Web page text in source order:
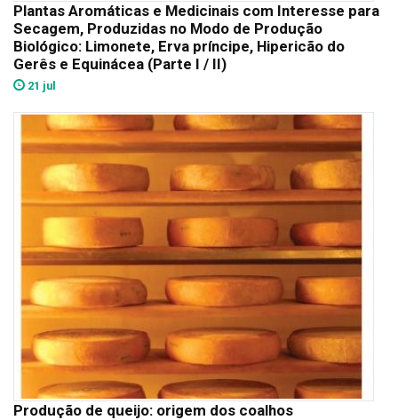
Plantas Aromáticas e Medicinais com Interesse para
Secagem, Produzidas no Modo de Produção
Biológico: Limonete, Erva príncipe, Hipericão do
Gerês e Equinácea (Parte I / II)
21 jul
Produção de queijo: origem dos coalhos